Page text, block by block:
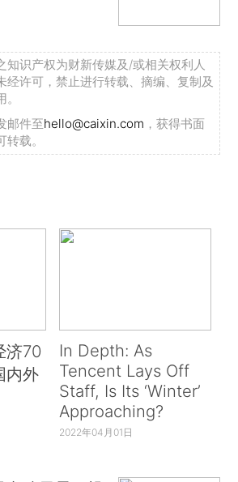
知识产权为财新传媒及/或相关权利人
经许可，禁止进行转载、摘编、复制及
邮件至hello@caixin.com ，获得书面
载。
济70
内外
In Depth: As
Tencent Lays Off
Staff, Is Its ‘Winter’
Approaching?
2022年04月01日